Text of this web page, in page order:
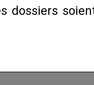
dossiers